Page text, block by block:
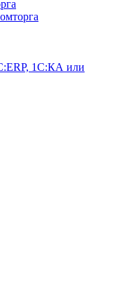
1С:КА или